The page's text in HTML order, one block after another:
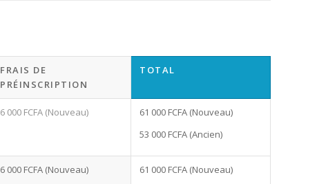
FRAIS DE
PRÉINSCRIPTION
TOTAL
6 000 FCFA (Nouveau)
61 000 FCFA (Nouveau)
53 000 FCFA (Ancien)
6 000 FCFA (Nouveau)
61 000 FCFA (Nouveau)